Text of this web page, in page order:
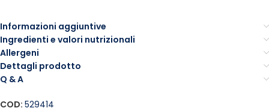
Informazioni aggiuntive
Ingredienti e valori nutrizionali
Allergeni
Dettagli prodotto
Q & A
COD: 529414